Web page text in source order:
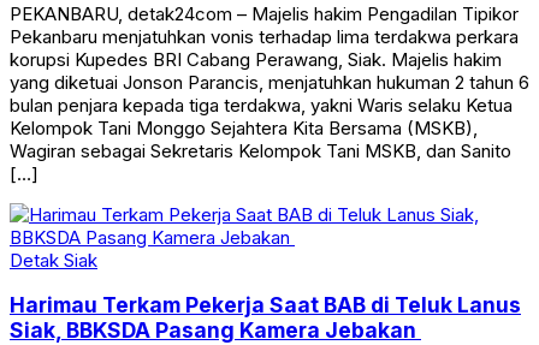
PEKANBARU, detak24com – Majelis hakim Pengadilan Tipikor
Pekanbaru menjatuhkan vonis terhadap lima terdakwa perkara
korupsi Kupedes BRI Cabang Perawang, Siak. Majelis hakim
yang diketuai Jonson Parancis, menjatuhkan hukuman 2 tahun 6
bulan penjara kepada tiga terdakwa, yakni Waris selaku Ketua
Kelompok Tani Monggo Sejahtera Kita Bersama (MSKB),
Wagiran sebagai Sekretaris Kelompok Tani MSKB, dan Sanito
[…]
Detak Siak
Harimau Terkam Pekerja Saat BAB di Teluk Lanus
Siak, BBKSDA Pasang Kamera Jebakan